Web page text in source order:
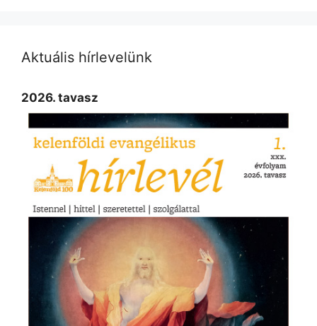
Aktuális hírlevelünk
2026. tavasz